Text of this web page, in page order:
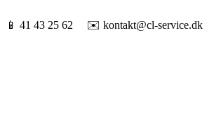
📱 41 43 25 62 ✉️ kontakt@cl-service.dk